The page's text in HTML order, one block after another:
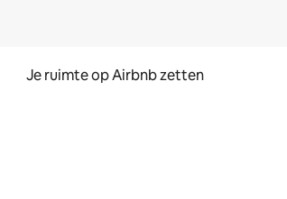
Je ruimte op Airbnb zetten